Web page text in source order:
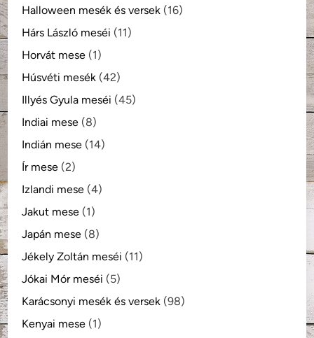
Halloween mesék és versek (16)
Hárs László meséi (11)
Horvát mese (1)
Húsvéti mesék (42)
Illyés Gyula meséi (45)
Indiai mese (8)
Indián mese (14)
Ír mese (2)
Izlandi mese (4)
Jakut mese (1)
Japán mese (8)
Jékely Zoltán meséi (11)
Jókai Mór meséi (5)
Karácsonyi mesék és versek (98)
Kenyai mese (1)